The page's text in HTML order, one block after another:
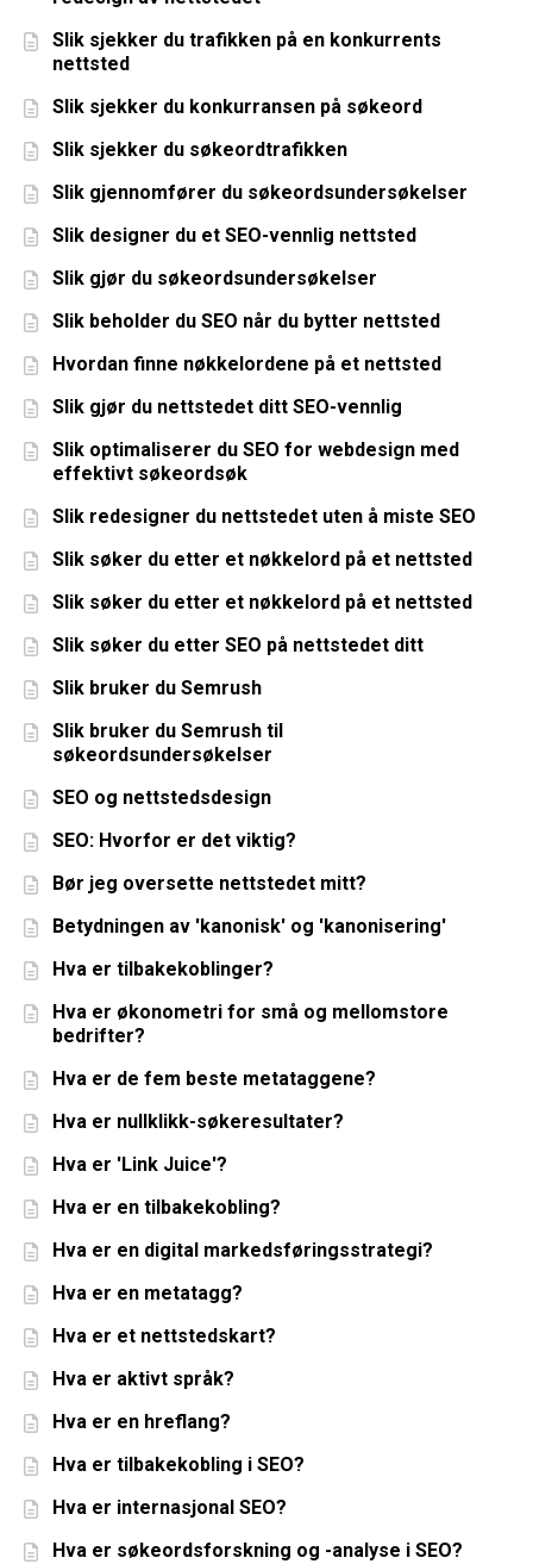
Slik sjekker du trafikken på en konkurrents
nettsted
Slik sjekker du konkurransen på søkeord
Slik sjekker du søkeordtrafikken
Slik gjennomfører du søkeordsundersøkelser
Slik designer du et SEO-vennlig nettsted
Slik gjør du søkeordsundersøkelser
Slik beholder du SEO når du bytter nettsted
Hvordan finne nøkkelordene på et nettsted
Slik gjør du nettstedet ditt SEO-vennlig
Slik optimaliserer du SEO for webdesign med
effektivt søkeordsøk
Slik redesigner du nettstedet uten å miste SEO
Slik søker du etter et nøkkelord på et nettsted
Slik søker du etter et nøkkelord på et nettsted
Slik søker du etter SEO på nettstedet ditt
Slik bruker du Semrush
Slik bruker du Semrush til
søkeordsundersøkelser
SEO og nettstedsdesign
SEO: Hvorfor er det viktig?
Bør jeg oversette nettstedet mitt?
Betydningen av 'kanonisk' og 'kanonisering'
Hva er tilbakekoblinger?
Hva er økonometri for små og mellomstore
bedrifter?
Hva er de fem beste metataggene?
Hva er nullklikk-søkeresultater?
Hva er 'Link Juice'?
Hva er en tilbakekobling?
Hva er en digital markedsføringsstrategi?
Hva er en metatagg?
Hva er et nettstedskart?
Hva er aktivt språk?
Hva er en hreflang?
Hva er tilbakekobling i SEO?
Hva er internasjonal SEO?
Hva er søkeordsforskning og -analyse i SEO?